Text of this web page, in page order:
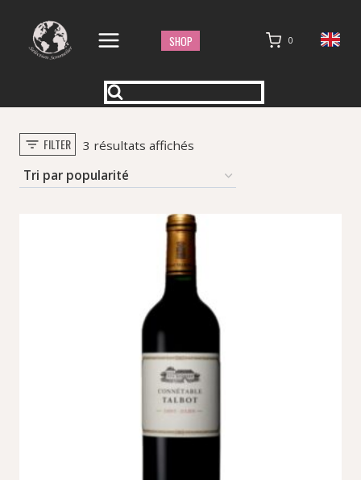
contenu
SHOP 0
FILTER 3 résultats affichésTrié
popularité